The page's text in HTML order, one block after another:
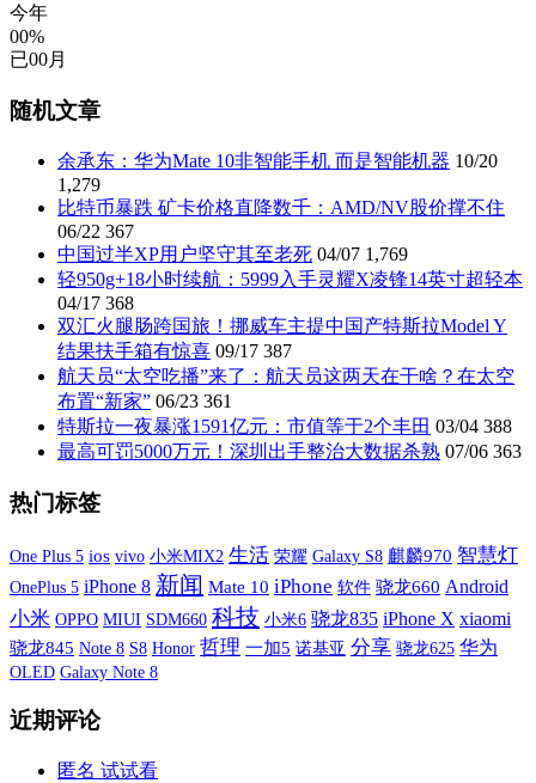
今年
00%
已00月
随机文章
余承东：华为Mate 10非智能手机 而是智能机器 10/20
1,279
比特币暴跌 矿卡价格直降数千：AMD/NV股价撑不住
06/22 367
中国过半XP用户坚守其至老死 04/07 1,769
轻950g+18小时续航：5999入手灵耀X凌锋14英寸超轻本
04/17 368
双汇火腿肠跨国旅！挪威车主提中国产特斯拉Model Y
结果扶手箱有惊喜 09/17 387
航天员“太空吃播”来了：航天员这两天在干啥？在太空
布置“新家” 06/23 361
特斯拉一夜暴涨1591亿元：市值等于2个丰田 03/04 388
最高可罚5000万元！深圳出手整治大数据杀熟 07/06 363
热门标签
One Plus 5 ios vivo 小米MIX2 生活 荣耀 Galaxy S8 麒麟970 智慧灯
OnePlus 5 iPhone 8 新闻 Mate 10 iPhone 软件 骁龙660 Android
小米 OPPO MIUI SDM660 科技 小米6 骁龙835 iPhone X xiaomi
骁龙845 Note 8 S8 Honor 哲理 一加5 诺基亚 分享 骁龙625 华为
OLED Galaxy Note 8
近期评论
匿名 试试看